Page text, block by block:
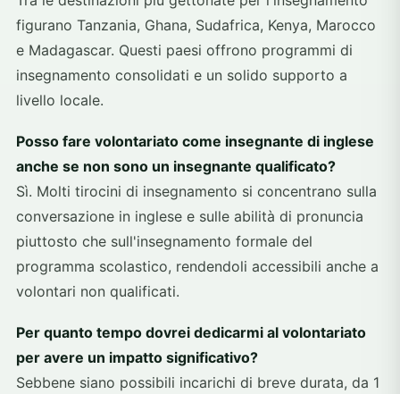
figurano Tanzania, Ghana, Sudafrica, Kenya, Marocco
e Madagascar. Questi paesi offrono programmi di
insegnamento consolidati e un solido supporto a
livello locale.
Posso fare volontariato come insegnante di inglese
anche se non sono un insegnante qualificato?
Sì. Molti tirocini di insegnamento si concentrano sulla
conversazione in inglese e sulle abilità di pronuncia
piuttosto che sull'insegnamento formale del
programma scolastico, rendendoli accessibili anche a
volontari non qualificati.
Per quanto tempo dovrei dedicarmi al volontariato
per avere un impatto significativo?
Sebbene siano possibili incarichi di breve durata, da 1